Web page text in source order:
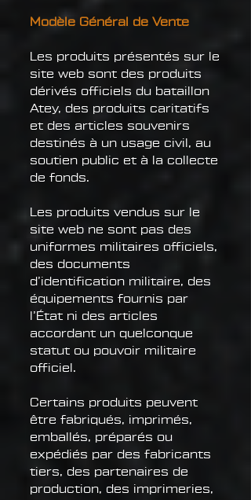
Modèle Général de Vente
Les produits présentés sur le
site web sont des produits
dérivés officiels du bataillon
Atey, des produits caritatifs
et des articles souvenirs
destinés à un usage civil, au
soutien public et à la collecte
de fonds.
Les produits vendus sur le
site web ne sont pas des
uniformes militaires officiels,
des documents
d’identification militaire, des
équipements fournis par
l’État ni des articles
accordant un quelconque
statut ou pouvoir militaire
officiel.
Certains produits peuvent
être fabriqués, imprimés,
emballés, préparés ou
expédiés par des fabricants
tiers, des partenaires de
production, des imprimeries,